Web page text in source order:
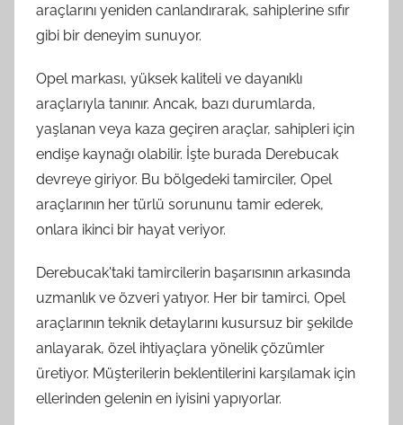
araçlarını yeniden canlandırarak, sahiplerine sıfır
gibi bir deneyim sunuyor.
Opel markası, yüksek kaliteli ve dayanıklı
araçlarıyla tanınır. Ancak, bazı durumlarda,
yaşlanan veya kaza geçiren araçlar, sahipleri için
endişe kaynağı olabilir. İşte burada Derebucak
devreye giriyor. Bu bölgedeki tamirciler, Opel
araçlarının her türlü sorununu tamir ederek,
onlara ikinci bir hayat veriyor.
Derebucak'taki tamircilerin başarısının arkasında
uzmanlık ve özveri yatıyor. Her bir tamirci, Opel
araçlarının teknik detaylarını kusursuz bir şekilde
anlayarak, özel ihtiyaçlara yönelik çözümler
üretiyor. Müşterilerin beklentilerini karşılamak için
ellerinden gelenin en iyisini yapıyorlar.